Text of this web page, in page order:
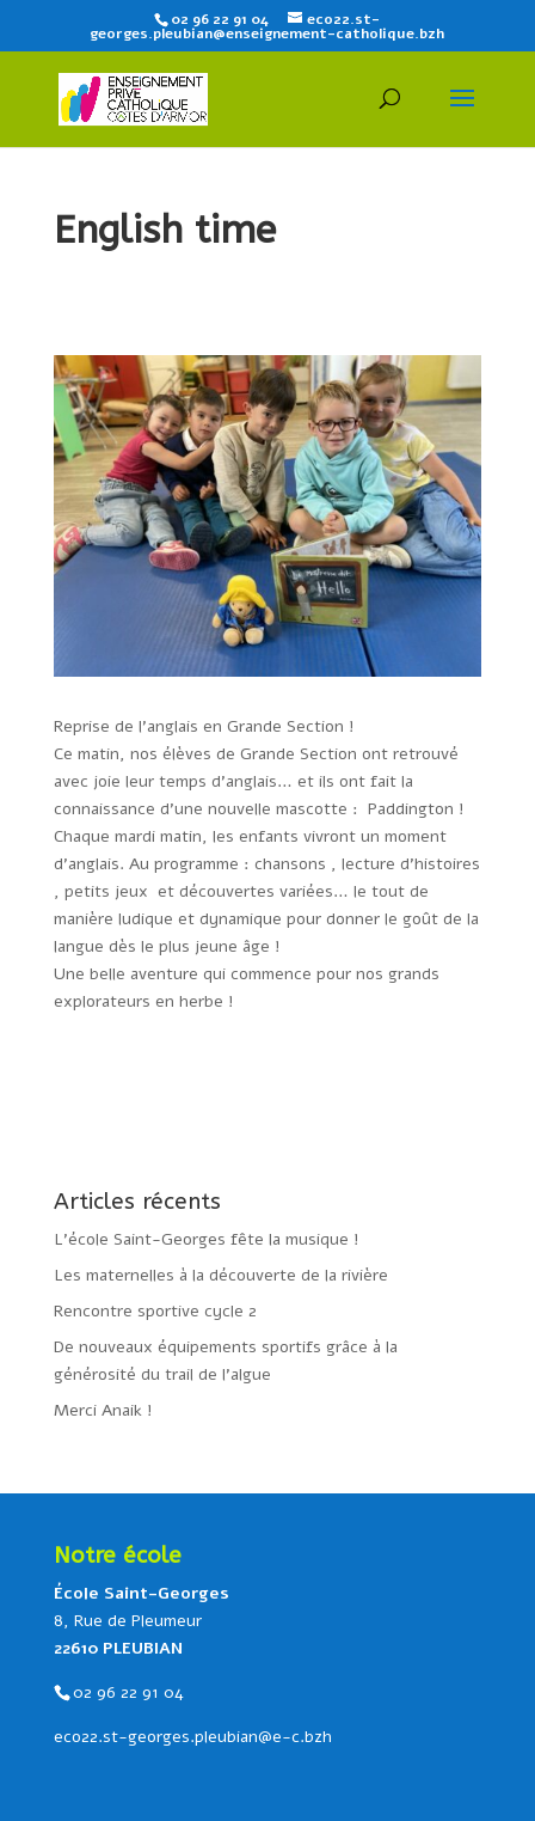
02 96 22 91 04 eco22.st-
georges.pleubian@enseignement-catholique.bzh
English time
Reprise de l’anglais en Grande Section !
Ce matin, nos élèves de Grande Section ont retrouvé
avec joie leur temps d’anglais… et ils ont fait la
connaissance d’une nouvelle mascotte : Paddington !
Chaque mardi matin, les enfants vivront un moment
d’anglais. Au programme : chansons , lecture d’histoires
, petits jeux et découvertes variées… le tout de
manière ludique et dynamique pour donner le goût de la
langue dès le plus jeune âge !
Une belle aventure qui commence pour nos grands
explorateurs en herbe !
Articles récents
L’école Saint-Georges fête la musique !
Les maternelles à la découverte de la rivière
Rencontre sportive cycle 2
De nouveaux équipements sportifs grâce à la
générosité du trail de l’algue
Merci Anaik !
Notre école
École Saint-Georges
8, Rue de Pleumeur
22610 PLEUBIAN
02 96 22 91 04
eco22.st-georges.pleubian@e-c.bzh